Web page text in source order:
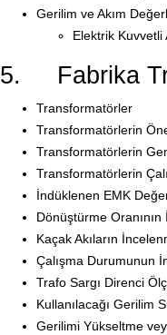
Gerilim ve Akım
Elektrik Kuvvetli
5. Fabrika
Transformatörler
Transformatörlerin
Transformatörlerin
Transformatörlerin
İndüklenen EMK
Dönüştürme
Kaçak Akıların
Çalışma Durumunun
Trafo Sargı Direnci
Kullanılacağı Gerilim
Gerilimi Yükseltme